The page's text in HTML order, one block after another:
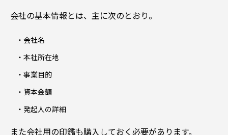
会社の基本情報とは、主に次のとおり。
会社名
本社所在地
事業目的
資本金額
発起人の詳細
また会社用の印鑑も購入しておく必要があります。